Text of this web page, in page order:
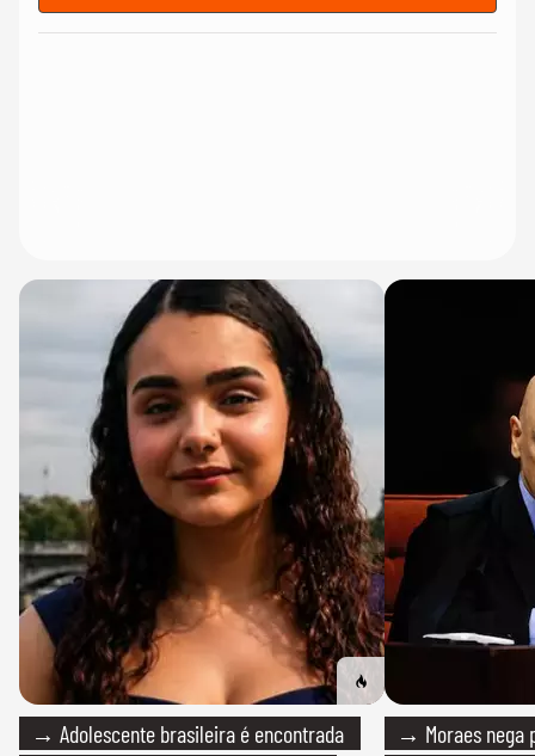
→ Adolescente brasileira é encontrada
→ Moraes nega